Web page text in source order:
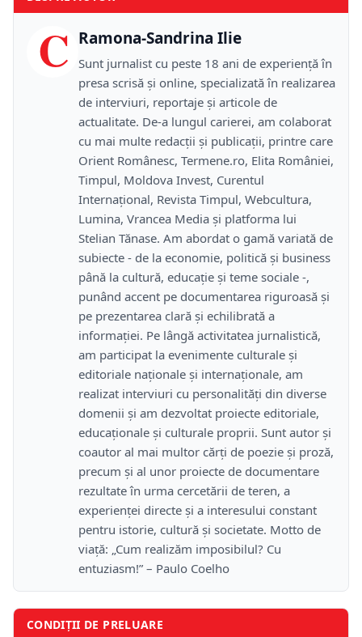
C Ramona-Sandrina Ilie
Sunt jurnalist cu peste 18 ani de experiență în
presa scrisă și online, specializată în realizarea
de interviuri, reportaje și articole de
actualitate. De-a lungul carierei, am colaborat
cu mai multe redacții și publicații, printre care
Orient Românesc, Termene.ro, Elita României,
Timpul, Moldova Invest, Curentul
Internațional, Revista Timpul, Webcultura,
Lumina, Vrancea Media și platforma lui
Stelian Tănase. Am abordat o gamă variată de
subiecte - de la economie, politică și business
până la cultură, educație și teme sociale -,
punând accent pe documentarea riguroasă și
pe prezentarea clară și echilibrată a
informației. Pe lângă activitatea jurnalistică,
am participat la evenimente culturale și
editoriale naționale și internaționale, am
realizat interviuri cu personalități din diverse
domenii și am dezvoltat proiecte editoriale,
educaționale și culturale proprii. Sunt autor și
coautor al mai multor cărți de poezie și proză,
precum și al unor proiecte de documentare
rezultate în urma cercetării de teren, a
experienței directe și a interesului constant
pentru istorie, cultură și societate. Motto de
viață: „Cum realizăm imposibilul? Cu
entuziasm!” – Paulo Coelho
CONDIȚII DE PRELUARE